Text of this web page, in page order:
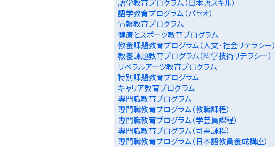
語学教育プログラム（日本語スキル）
語学教育プログラム（パセオ）
情報教育プログラム
健康とスポーツ教育プログラム
教養課題教育プログラム（人文・社会リテラシー）
教養課題教育プログラム（科学技術リテラシー）
リベラルアーツ教育プログラム
特別課題教育プログラム
キャリア教育プログラム
専門職教育プログラム
専門職教育プログラム（教職課程）
専門職教育プログラム（学芸員課程）
専門職教育プログラム（司書課程）
専門職教育プログラム（日本語教員養成講座）